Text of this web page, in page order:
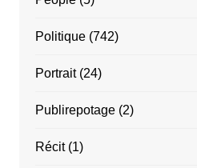
Politique(742)
Portrait(24)
Publirepotage(2)
Récit(1)